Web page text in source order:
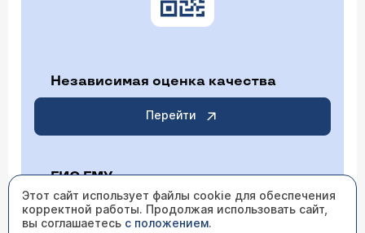
Независимая оценка качества
Перейти
ГИС ГМУ
Перейти
Этот сайт использует файлы cookie для обеспечения
корректной работы. Продолжая использовать сайт,
вы соглашаетесь с положением.